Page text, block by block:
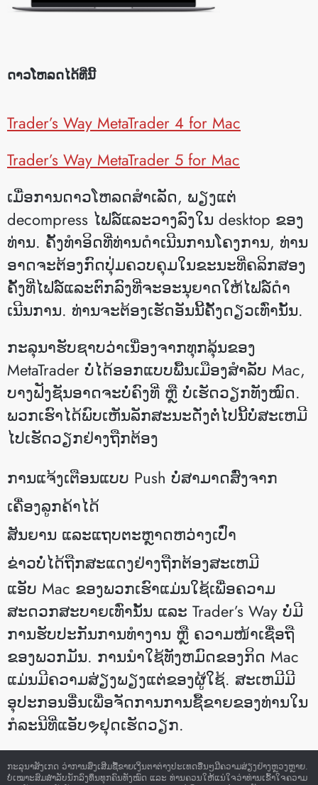
ດາວໂຫລດໄດ້ທີ່ນີ້
Trader’s Way MetaTrader 4 for Mac
Trader’s Way MetaTrader 5 for Mac
ເມື່ອການດາວໂຫລດສໍາເລັດ, ພຽງແຕ່
decompress ໄຟລ໌ແລະວາງລົງໃນ desktop ຂອງ
ທ່ານ. ຄັ້ງທໍາອິດທີ່ທ່ານດໍາເນີນການໂຄງການ, ທ່ານ
ອາດຈະຕ້ອງກົດປຸ່ມຄວບຄຸມໃນຂະນະທີ່ຄລິກສອງ
ຄັ້ງທີ່ໄຟລ໌ແລະຕົກລົງທີ່ຈະອະນຸຍາດໃຫ້ໄຟລ໌ດໍາ
ເນີນການ. ທ່ານຈະຕ້ອງເຮັດອັນນີ້ຄັ້ງດຽວເທົ່ານັ້ນ.
ກະລຸນາຮັບຊາບວ່າເນື່ອງຈາກທຸກລຸ້ນຂອງ
MetaTrader ບໍ່ໄດ້ອອກແບບພື້ນເມືອງສຳລັບ Mac,
ບາງຟັງຊັນອາດຈະບໍ່ຄົງທີ່ ຫຼື ບໍ່ເຮັດວຽກທັງໝົດ.
ພວກເຮົາໄດ້ພົບເຫັນລັກສະນະດັ່ງຕໍ່ໄປນີ້ບໍ່ສະເຫມີ
ໄປເຮັດວຽກຢ່າງຖືກຕ້ອງ
ການແຈ້ງເຕືອນແບບ Push ບໍ່ສາມາດສົ່ງຈາກ
ເຄື່ອງລູກຄ້າໄດ້
ສັນຍານ ແລະແຖບຕະຫຼາດຫວ່າງເປົ່າ
ຂ່າວບໍ່ໄດ້ຖືກສະແດງຢ່າງຖືກຕ້ອງສະເຫມີ
ແອັບ Mac ຂອງພວກເຮົາແມ່ນໃຊ້ເພື່ອຄວາມ
ສະດວກສະບາຍເທົ່ານັ້ນ ແລະ Trader’s Way ບໍ່ມີ
ການຮັບປະກັນການທຳງານ ຫຼື ຄວາມໜ້າເຊື່ອຖື
ຂອງພວກມັນ. ການ​ນໍາ​ໃຊ້​ທັງ​ຫມົດ​ຂອງ​ກິດ Mac
ແມ່ນ​ມີ​ຄວາມ​ສ່ຽງ​ພຽງ​ແຕ່​ຂອງ​ຜູ້​ໃຊ້​. ສະເຫມີມີ
ອຸປະກອນອື່ນເພື່ອຈັດການການຊື້ຂາຍຂອງທ່ານໃນ
ກໍລະນີທີ່ແອັບຯຢຸດເຮັດວຽກ.
ກະລຸນາສັງເກດ ວ່າການສົ່ງເສີມຊື້ຂາຍເງິນຕາຕ່າງປະເທດອື່ນໆມີຄວາມສ່ຽງຢ່າງຫຼວງຫຼາຍ.
ບໍ່ເໝາະສົມສໍາລັບນັກລົງທຶນທຸກຄົນທັງໝົດ ແລະ ທ່ານຄວນໃຫ້ແນ່ໃຈວ່າທ່ານເຂົ້າໃຈຄວາມ